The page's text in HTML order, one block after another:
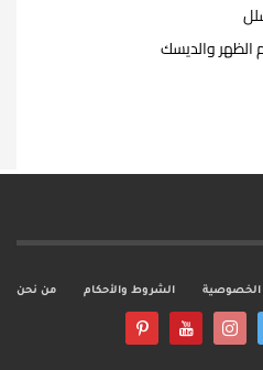
الظهر والديسك
من نحن الشروط والأحكام